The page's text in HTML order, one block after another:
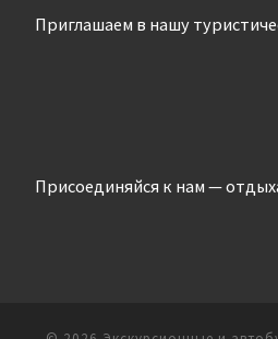
Приглашаем в нашу
Присоединяйся к нам —